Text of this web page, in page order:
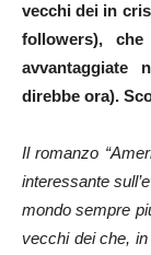
vecchi dei in
followers),
avvantaggiate
direbbe ora).
Il romanzo
interessante
mondo sempre
vecchi dei che,